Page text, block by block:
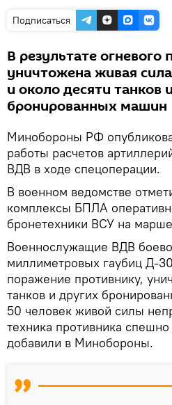
Подписаться
В результате
уничтожена живая
и около десяти танков
бронированных машин
Минобороны РФ
работы расчетов
ВДВ в ходе спецоперации.
В военном ведомстве
комплексы БПЛА
бронетехники ВСУ на
Военнослужащие ВДВ
миллиметровых гаубиц Д-
поражение противнику,
танков и других
50 человек живой силы
техника противника
добавили в Минобороны.